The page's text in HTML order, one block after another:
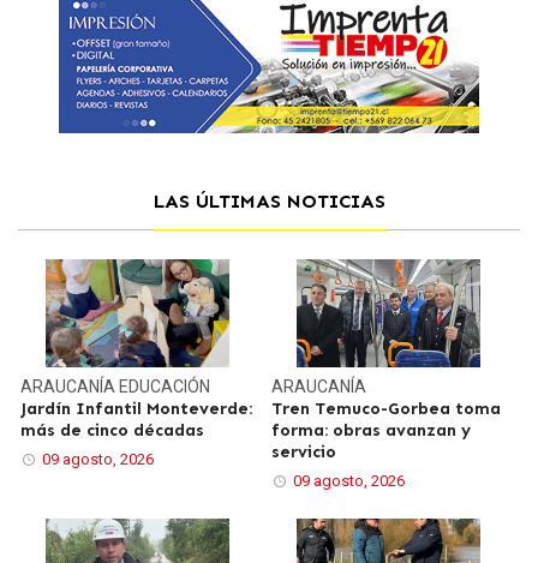
LAS ÚLTIMAS NOTICIAS
ARAUCANÍA EDUCACIÓN
Jardín Infantil Monteverde:
más de cinco décadas
09 agosto, 2026
ARAUCANÍA
Tren Temuco-Gorbea toma
forma: obras avanzan y
servicio
09 agosto, 2026